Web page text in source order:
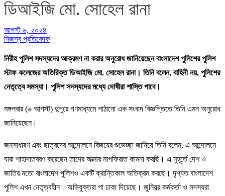
ডিআইজি মো. সোহেল রানা
আগস্ট ৬, ২০২৪
নিজস্ব প্রতিবেদক
নিরীহ পুলিশ সদস্যদের আক্রমণ না করার অনুরোধ জানিয়েছেন বাংলাদেশ পুলিশের পুলিশ
স্টাফ কলেজের অতিরিক্ত ডিআইজি মো. সোহেল রানা। তিনি বলেন, বাহিনী নয়, পুলিশের
নেতৃত্বে সমস্যা। পুলিশ সদস্যদের মধ্যে দোষীরা শাস্তি পাবে।
মঙ্গলবার (৬ আগস্ট) দুপুরে গণমাধ্যমে পাঠানো এক সংবাদ বিজ্ঞপ্তিতে তিনি এমন অনুরোধ
জানিয়েছেন।
জনসাধারণ এবং ছাত্রদের আন্দোলনে বিজয়ের শুভেচ্ছা জানিয়ে তিনি বলেন, এ আন্দোলনে
যারা শাহাদাতবরণ করেছেন তাদের আত্মার মাগফিরাত কামনা করছি। এ মুহূর্তে দেশ ও
জাতির মতো বাংলাদেশ পুলিশও একটি ক্রান্তিকাল অতিক্রম করছে। দৃশ্যত বাংলাদেশ
পুলিশ এখন নেতৃত্বহীন। অভিযুক্তরা গা ঢাকা দিয়েছে। জুনিয়র কর্মকর্তা ও সদস্যরা